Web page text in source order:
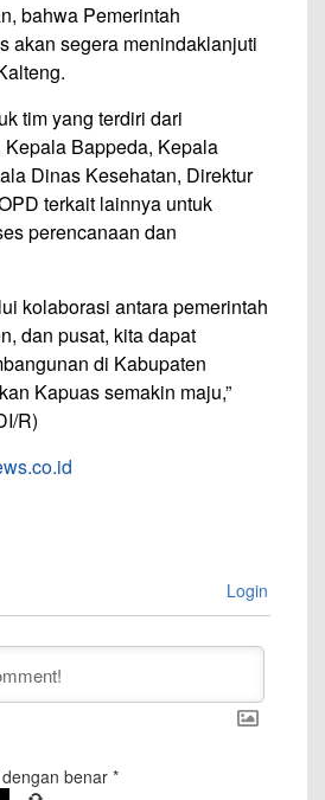
bahwa Pemerintah
akan segera menindaklanjuti
tim yang terdiri dari
Bappeda, Kepala
Dinas Kesehatan, Direktur
terkait lainnya untuk
perencanaan dan
kolaborasi antara pemerintah
dan pusat, kita dapat
di Kabupaten
Kapuas semakin maju,”
R)
Login
benar *